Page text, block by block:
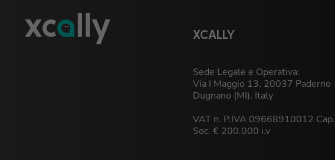
XCALLY
Sede Legale e Operativa:
Via I Maggio 13, 20037 Paderno
Dugnano (MI), Italy
VAT n. P.IVA 09668910012 Cap.
Soc. € 200.000 i.v